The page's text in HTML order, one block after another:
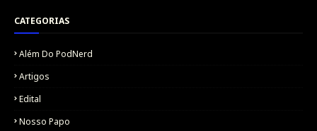
CATEGORIAS
Além Do PodNerd
Artigos
Edital
Nosso Papo